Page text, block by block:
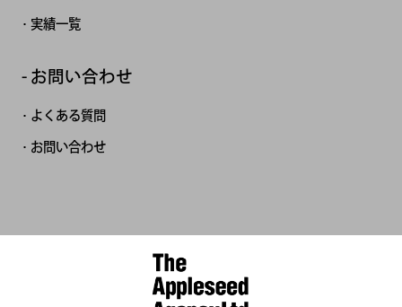
実績一覧
お問い合わせ
よくある質問
お問い合わせ